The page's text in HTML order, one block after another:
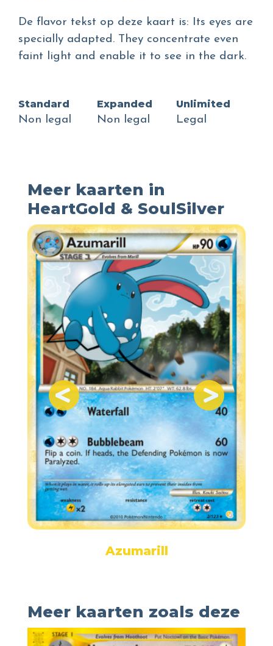
De flavor tekst op deze kaart is: Its eyes are
specially adapted. They concentrate even
faint light and enable it to see in the dark.
Standard
Non legal
Expanded
Non legal
Unlimited
Legal
Meer kaarten in
HeartGold & SoulSilver
Azumarill
Meer kaarten zoals deze